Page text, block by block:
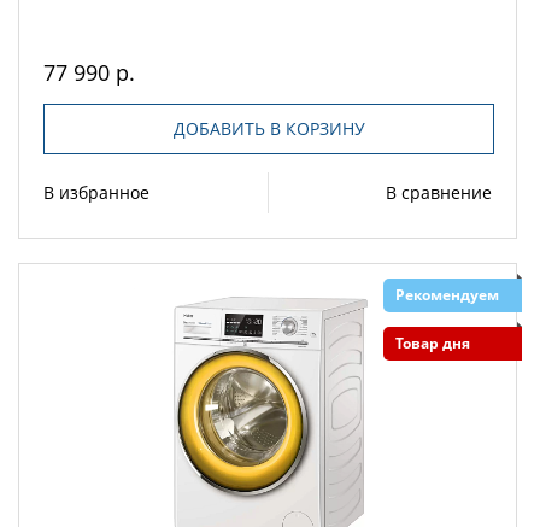
77 990 р.
ДОБАВИТЬ В КОРЗИНУ
В избранное В сравнение
Рекомендуем
Товар дня